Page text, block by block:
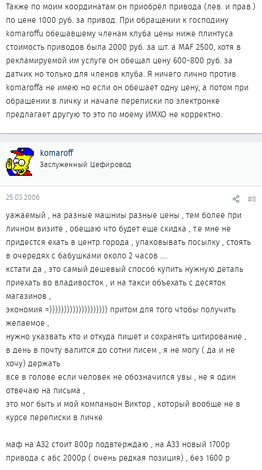
Также по моим координатам он приобрёл привода (лев. и прав.)
по цене 1000 руб. за привод. При обращении к господину
komaroffu обешавшему членам клуба цены ниже плинтуса
стоимость приводов была 2000 руб. за шт. а MAF 2500, хотя в
рекламируемой им услуге он обещал цену 600-800 руб. за
датчик но только для членов клуба. Я ничего лично против
komaroffa не имею но если он обешает одну цену, а потом при
обращении в личку и начале переписки по электронке
предлагает другую то это по моему ИМХО не корректно.
komaroff
Заслуженный Цефировод
25.03.2006 #8
уажаемый , на разные машниы разные цены , тем более при
личном визите , обещаю что будет еще скидка , т.е мне не
придестся ехать в центр города , упаковывать посылку , стоять
в очередях с бабушками около 2 часов ....
кстати да , это самый дешевый способ купить нужную деталь
приехать во владивосток , и на такси объехать с десяток
магазинов ,
экономия =)))))))))))))))))))) притом для того чтобы получить
желаемое ,
нужно указвать кто и откуда пишет и сохранять цитирование ,
в день в почту валится до сотни писем , я не могу ( да и не
хочу) держать
все в голове если человек не обозначился увы , не я один
отвечаю на письма ,
это мог быть и мой компаньон Виктор , который вообще не в
курсе переписки в личке
маф на А32 стоит 800р подвтерждаю , на А33 новый 1700р
привода с абс 2000р ( очень редкая позиция) , без 1600 р